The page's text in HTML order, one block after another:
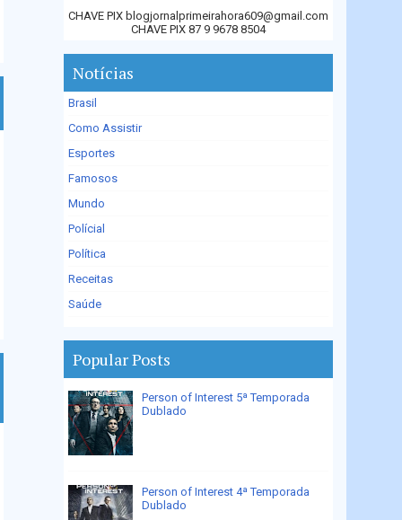
CHAVE PIX blogjornalprimeirahora609@gmail.com
CHAVE PIX 87 9 9678 8504
Notícias
Brasil
Como Assistir
Esportes
Famosos
Mundo
Polícial
Política
Receitas
Saúde
Popular Posts
Person of Interest 5ª Temporada
Dublado
Person of Interest 4ª Temporada
Dublado